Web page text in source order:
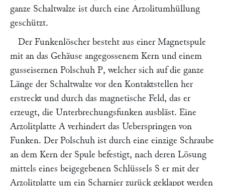
ganze Schaltwalze ist durch eine Arzolitumhüllung
geschützt.
Der Funkenlöscher besteht aus einer Magnetspule
mit an das Gehäuse angegossenem Kern und einem
gusseisernen Polschuh P, welcher sich auf die ganze
Länge der Schaltwalze vor den Kontaktstellen her
erstreckt und durch das magnetische Feld, das er
erzeugt, die Unterbrechungsfunken ausbläst. Eine
Arzolitplatte A verhindert das Ueberspringen von
Funken. Der Polschuh ist durch eine einzige Schraube
an dem Kern der Spule befestigt, nach deren Lösung
mittels eines beigegebenen Schlüssels S er mit der
Arzolitplatte um ein Scharnier zurück geklappt werden